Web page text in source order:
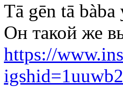
Tā gēn tā
Он такой же
https://